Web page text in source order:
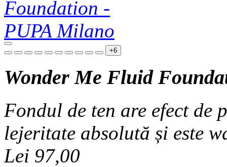
+6
Wonder Me Fluid
Fondul de ten are efect de
lejeritate absolută și este
Lei 97,00